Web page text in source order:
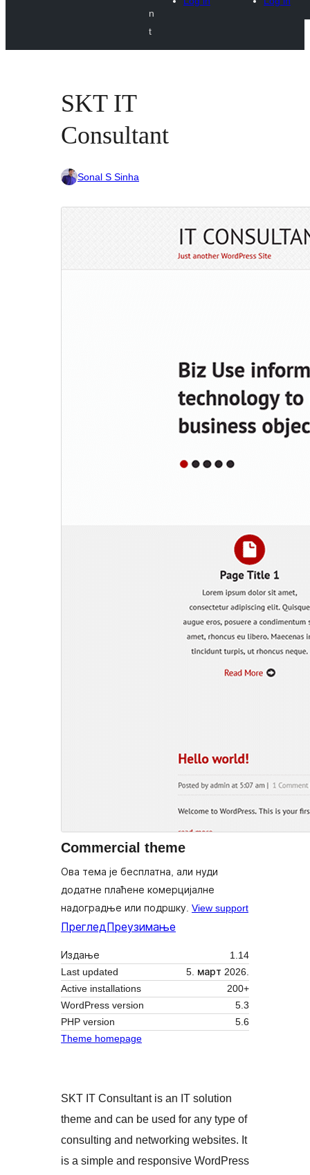
n
t
SKT IT
Consultant
Sonal S Sinha
Commercial theme
Ова тема је бесплатна, али нуди
додатне плаћене комерцијалне
надоградње или подршку. View support
Преглед Преузимање
Издање
1.14
Last updated
5. март 2026.
Active installations
200+
WordPress version
5.3
PHP version
5.6
Theme homepage
SKT IT Consultant is an IT solution
theme and can be used for any type of
consulting and networking websites. It
is a simple and responsive WordPress